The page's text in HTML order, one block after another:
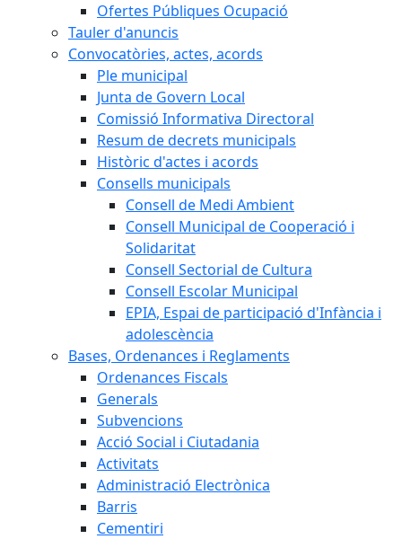
Ofertes Públiques Ocupació
Tauler d'anuncis
Convocatòries, actes, acords
Ple municipal
Junta de Govern Local
Comissió Informativa Directoral
Resum de decrets municipals
Històric d'actes i acords
Consells municipals
Consell de Medi Ambient
Consell Municipal de Cooperació i
Solidaritat
Consell Sectorial de Cultura
Consell Escolar Municipal
EPIA, Espai de participació d'Infància i
adolescència
Bases, Ordenances i Reglaments
Ordenances Fiscals
Generals
Subvencions
Acció Social i Ciutadania
Activitats
Administració Electrònica
Barris
Cementiri